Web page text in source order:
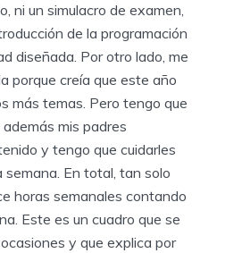
ni un simulacro de examen,
de la programación
diseñada. Por otro lado, me
porque creía que este año
más temas. Pero tengo que
mis padres
y tengo que cuidarles
semana. En total, tan solo
horas semanales contando
Este es un cuadro que se
y que explica por